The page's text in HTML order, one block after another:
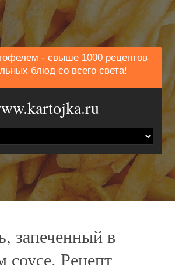
- свыше 1000 рецептов
блюд со всего света!
запеченный в
соусе. Рецепт